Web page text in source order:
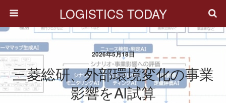
LOGISTICS TODAY
2026年5月18日
三菱総研、外部環境変化の事業
影響をAI試算